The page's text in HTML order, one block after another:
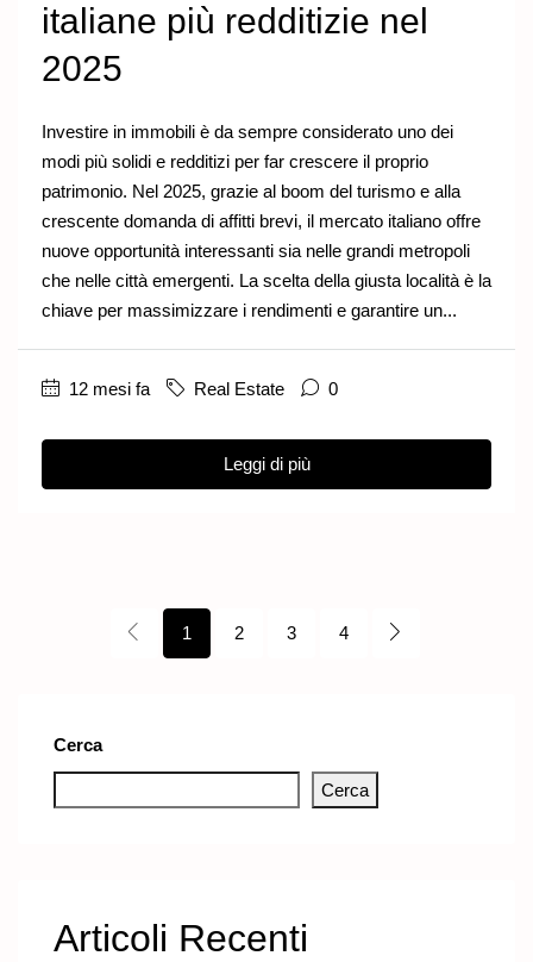
italiane più redditizie nel
2025
Investire in immobili è da sempre considerato uno dei
modi più solidi e redditizi per far crescere il proprio
patrimonio. Nel 2025, grazie al boom del turismo e alla
crescente domanda di affitti brevi, il mercato italiano offre
nuove opportunità interessanti sia nelle grandi metropoli
che nelle città emergenti. La scelta della giusta località è la
chiave per massimizzare i rendimenti e garantire un...
12 mesi fa Real Estate 0
Leggi di più
1 2 3 4
Cerca
Cerca
Articoli Recenti